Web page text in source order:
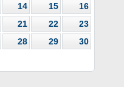
14 15
16
21 22
23
28 29
30